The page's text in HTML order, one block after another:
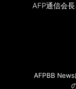
AFP通信会
AFPBB